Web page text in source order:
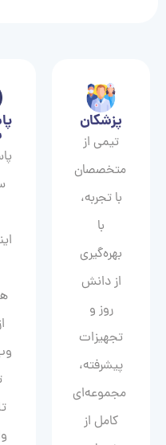
پزشکان
تیمی از
متخصصان
با تجربه،
با
بهره‌گیری
از دانش
روز و
تجهیزات
پیشرفته،
مجموعه‌ای
کامل از